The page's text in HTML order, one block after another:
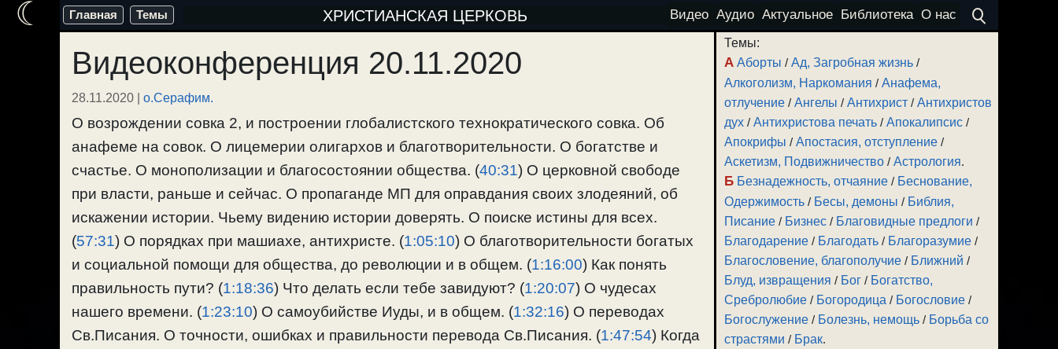
Перейти
содержимому
Главная Темы ХРИСТИАНСКАЯ ЦЕРКОВЬ Видео Аудио Актуальное Библиотека О нас
Видеоконференция 20.11.2020
28.11.2020 | о.Серафим.
О возрождении совка 2, и построении глобалистского технократического совка. Об
анафеме на совок. О лицемерии олигархов и благотворительности. О богатстве и
счастье. О монополизации и благосостоянии общества. (40:31) О церковной свободе
при власти, раньше и сейчас. О пропаганде МП для оправдания своих злодеяний, об
искажении истории. Чьему видению истории доверять. О поиске истины для всех.
(57:31) О порядках при машиахе, антихристе. (1:05:10) О благотворительности богатых
и социальной помощи для общества, до революции и в общем. (1:16:00) Как понять
правильность пути? (1:18:36) Что делать если тебе завидуют? (1:20:07) О чудесах
нашего времени. (1:23:10) О самоубийстве Иуды, и в общем. (1:32:16) О переводах
Св.Писания. О точности, ошибках и правильности перевода Св.Писания. (1:47:54) Когда
Темы:
А Аборты /Ад, Загробная жизнь /
Алкоголизм, Наркомания /Анафема,
отлучение /Ангелы /Антихрист /Антихристов
дух /Антихристова печать /Апокалипсис /
Апокрифы /Апостасия, отступление /
Аскетизм, Подвижничество /Астрология.
Б Безнадежность, отчаяние / Беснование,
Одержимость / Бесы, демоны / Библия,
Писание / Бизнес / Благовидные предлоги /
Благодарение / Благодать / Благоразумие /
Благословение, благополучие / Ближний /
Блуд, извращения / Бог / Богатство,
Сребролюбие / Богородица / Богословие /
Богослужение / Болезнь, немощь / Борьба со
страстями / Брак.
☾